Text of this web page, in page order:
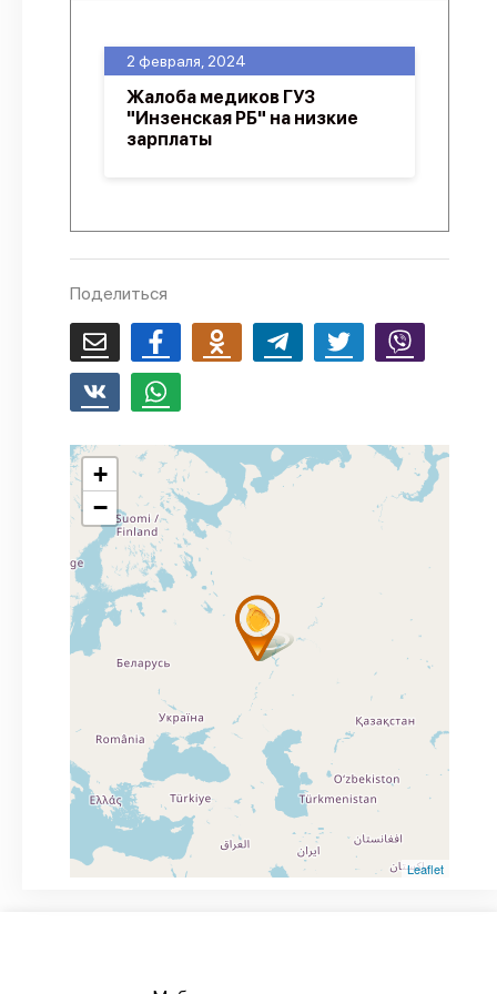
Политика конфиденциальности
2 февраля, 2024
Жалоба медиков ГУЗ
"Инзенская РБ" на низкие
зарплаты
Поделиться
+
−
Leaflet